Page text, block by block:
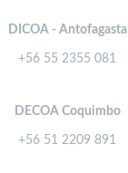
DICOA - Antofagasta
+56 55 2355 081
DECOA Coquimbo
+56 51 2209 891